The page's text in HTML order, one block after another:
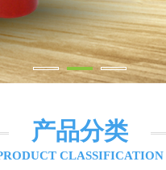
产品分类
CLASSIFICATION